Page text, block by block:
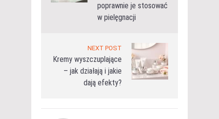
poprawnie je stosować
w pielęgnacji
NEXT POST
Kremy wyszczuplające
– jak działają i jakie
dają efekty?